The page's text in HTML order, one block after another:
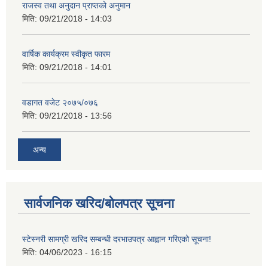
राजस्व तथा अनुदान प्राप्तको अनुमान
मिति: 09/21/2018 - 14:03
वार्षिक कार्यक्रम स्वीकृत फारम
मिति: 09/21/2018 - 14:01
वडागत वजेट २०७५/०७६
मिति: 09/21/2018 - 13:56
अन्य
सार्वजनिक खरिद/बोलपत्र सूचना
स्टेस्नरी सामग्री खरिद सम्बन्धी दरभाउपत्र आह्वान गरिएको सूचना!
मिति: 04/06/2023 - 16:15